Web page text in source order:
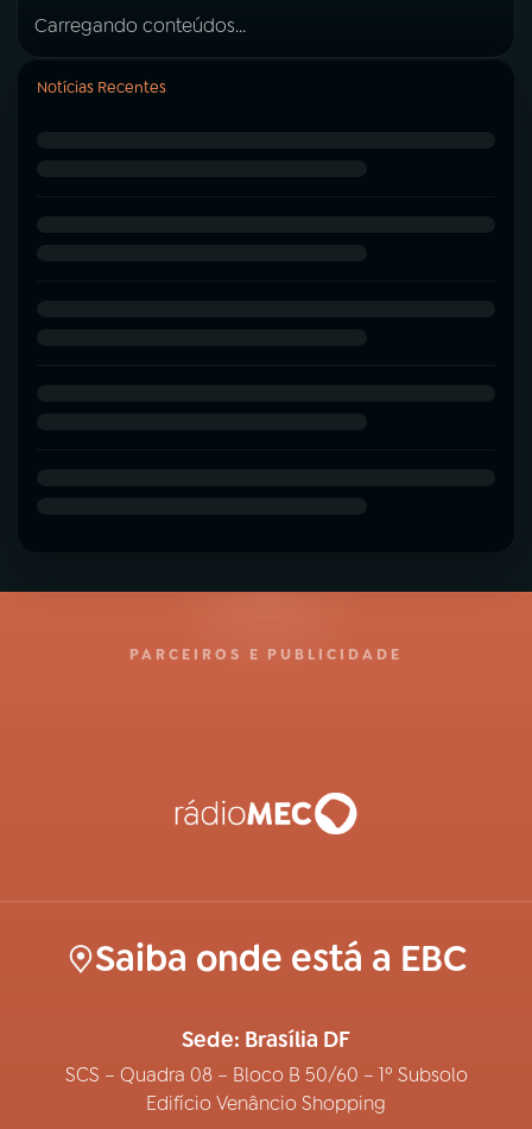
Carregando conteúdos...
Notícias Recentes
PARCEIROS E PUBLICIDADE
Saiba onde está a EBC
Sede: Brasília DF
SCS – Quadra 08 – Bloco B 50/60 – 1º Subsolo
Edifício Venâncio Shopping